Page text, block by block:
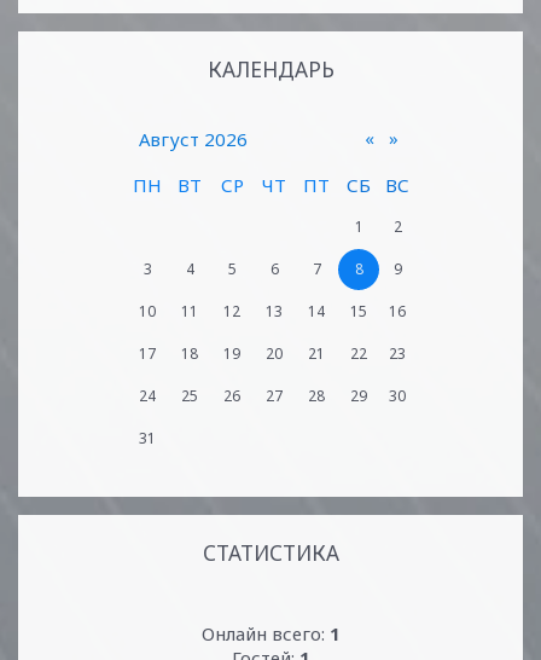
КАЛЕНДАРЬ
«
Август 2026
»
ПН
ВТ СР ЧТ ПТ СБ ВС
1 2
3 4 5 6 7 8 9
10 11 12 13 14 15 16
17 18 19 20 21 22 23
24 25 26 27 28 29 30
31
СТАТИСТИКА
Онлайн всего: 1